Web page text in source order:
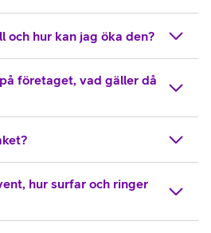
och hur kan jag öka den?
företaget, vad gäller då
hur surfar och ringer